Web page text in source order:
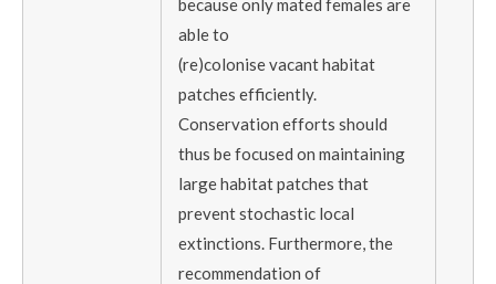
able to
(re)colonise vacant habitat
patches efficiently.
Conservation efforts should
thus be focused on maintaining
large habitat patches that
prevent stochastic local
extinctions. Furthermore, the
recommendation of